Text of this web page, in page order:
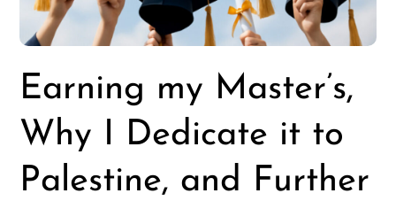
Earning my Master’s,
Why I Dedicate it to
Palestine, and Further